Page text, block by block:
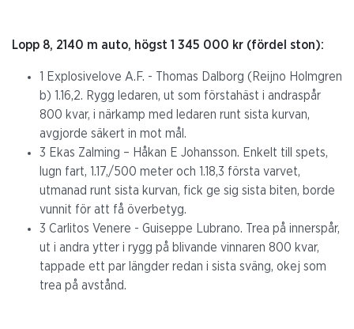
Lopp 8, 2140 m auto, högst 1 345 000 kr (fördel ston):
1 Explosivelove A.F. - Thomas Dalborg (Reijno Holmgren
b) 1.16,2. Rygg ledaren, ut som förstahäst i andraspår
800 kvar, i närkamp med ledaren runt sista kurvan,
avgjorde säkert in mot mål.
3 Ekas Zalming – Håkan E Johansson. Enkelt till spets,
lugn fart, 1.17,/500 meter och 1.18,3 första varvet,
utmanad runt sista kurvan, fick ge sig sista biten, borde
vunnit för att få överbetyg.
3 Carlitos Venere - Guiseppe Lubrano. Trea på innerspår,
ut i andra ytter i rygg på blivande vinnaren 800 kvar,
tappade ett par längder redan i sista sväng, okej som
trea på avstånd.